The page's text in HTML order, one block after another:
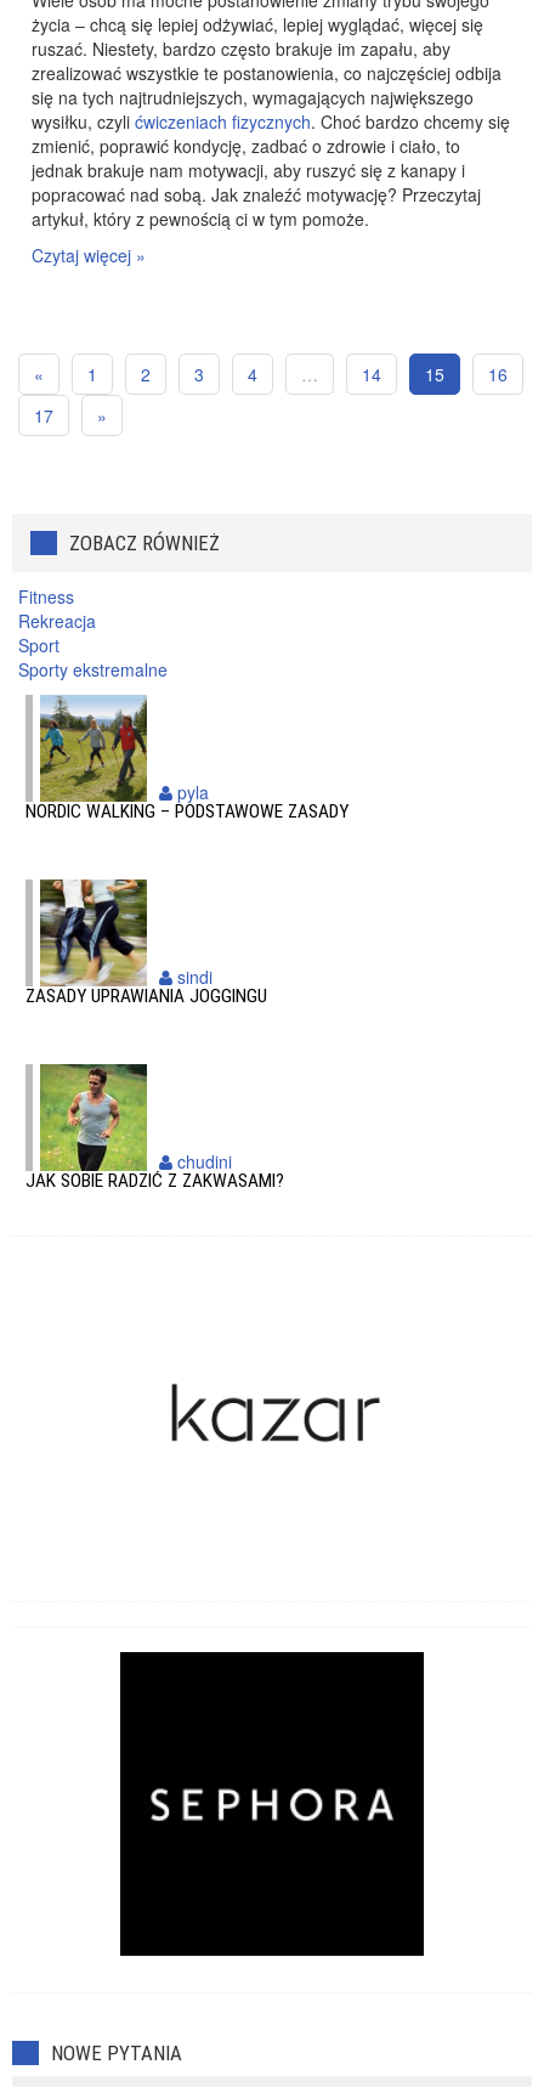
życia – chcą się lepiej odżywiać, lepiej wyglądać, więcej się
ruszać. Niestety, bardzo często brakuje im zapału, aby
zrealizować wszystkie te postanowienia, co najczęściej odbija
się na tych najtrudniejszych, wymagających największego
wysiłku, czyli ćwiczeniach fizycznych. Choć bardzo chcemy się
zmienić, poprawić kondycję, zadbać o zdrowie i ciało, to
jednak brakuje nam motywacji, aby ruszyć się z kanapy i
popracować nad sobą. Jak znaleźć motywację? Przeczytaj
artykuł, który z pewnością ci w tym pomoże.
Czytaj więcej »
« 1 2 3 4 … 14 15
16
17
»
ZOBACZ RÓWNIEŻ
Fitness
Rekreacja
Sport
Sporty ekstremalne
NORDIC WALKING – PODSTAWOWE ZASADY
pyla
ZASADY UPRAWIANIA JOGGINGU
sindi
JAK SOBIE RADZIĆ Z ZAKWASAMI?
chudini
NOWE PYTANIA